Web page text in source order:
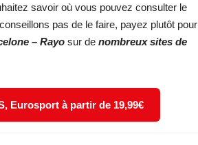
savoir où vous pouvez consulter le
pas de le faire, payez plutôt pour
– Rayo sur de nombreux sites de
Eurosport à partir de 19,99€